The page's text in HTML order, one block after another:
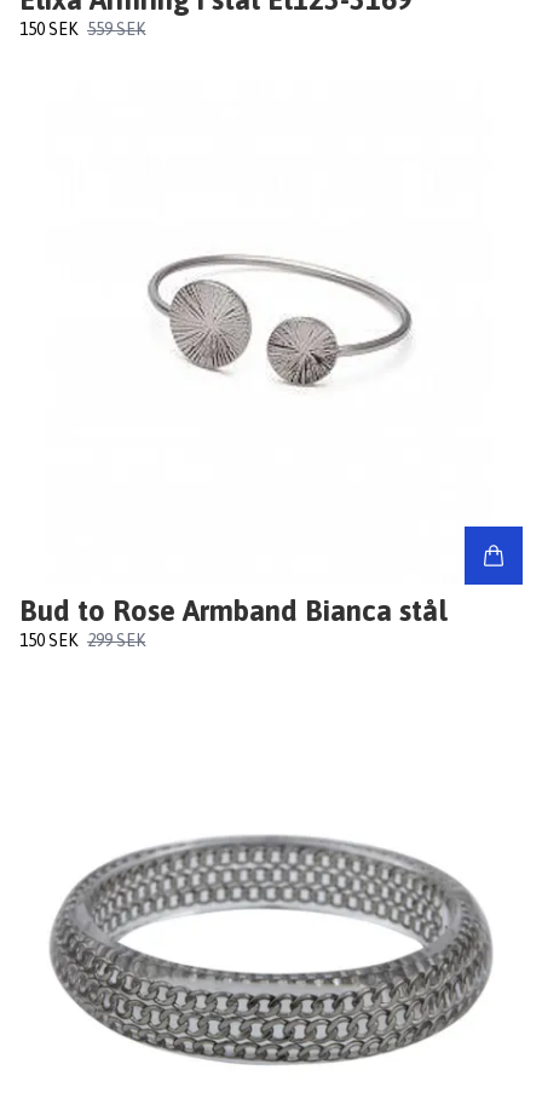
150 SEK 559 SEK
Bud to Rose Armband Bianca stål
150 SEK 299 SEK